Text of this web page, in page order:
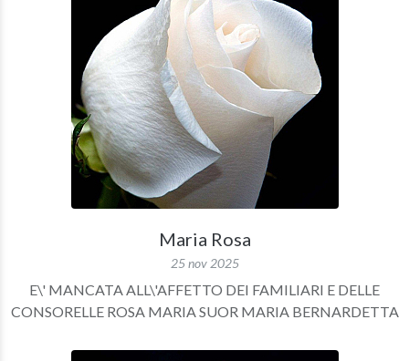
Maria Rosa
25 nov 2025
E\' MANCATA ALL\'AFFETTO DEI FAMILIARI E DELLE
CONSORELLE ROSA MARIA SUOR MARIA BERNARDETTA